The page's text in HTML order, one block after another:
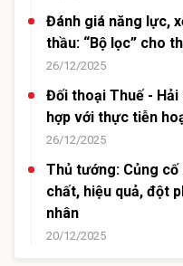
Đánh giá năng lực,
thầu: “Bộ lọc” cho
26/12/2025
Đối thoại Thuế - Hải
hợp với thực tiễn
26/12/2025
Thủ tướng: Củng
chất, hiệu quả, đột
nhân
20/12/2025